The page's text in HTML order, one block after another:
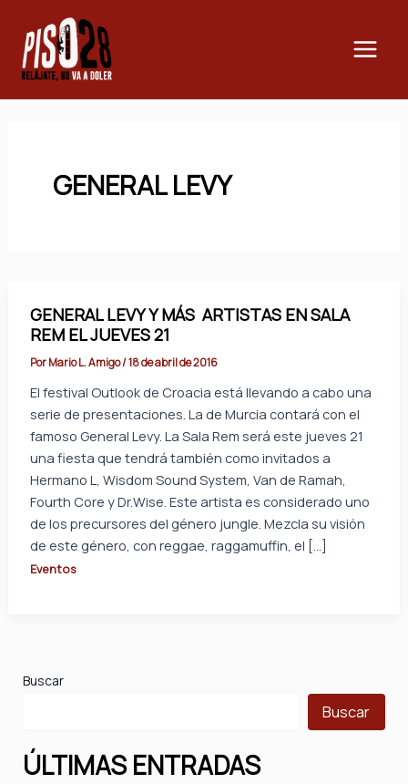
contenido
GENERAL LEVY
GENERAL LEVY Y MÁS ARTISTAS EN SALA
REM EL JUEVES 21
PorMario L. Amigo/18 de abril de 2016
El festival Outlook de Croacia está llevando a cabo una
serie de presentaciones. La de Murcia contará con el
famoso General Levy. La Sala Rem será este jueves 21
una fiesta que tendrá también como invitados a
Hermano L, Wisdom Sound System, Van de Ramah,
Fourth Core y Dr.Wise. Este artista es considerado uno
de los precursores del género jungle. Mezcla su visión
de este género, con reggae, raggamuffin, el […]
Eventos
Buscar
Buscar
ÚLTIMAS ENTRADAS